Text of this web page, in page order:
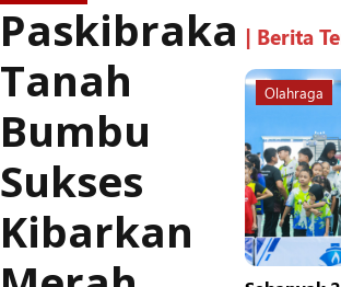
Paskibraka
Tanah
Bumbu
Sukses
Kibarkan
| Berita
Olahraga